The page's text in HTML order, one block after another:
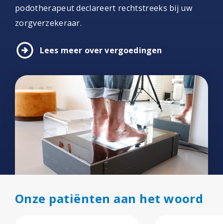
podotherapeut declareert rechtstreeks bij uw
zorgverzekeraar.
arrow_circle_right Lees meer over vergoedingen
Onze patiënten aan het woord